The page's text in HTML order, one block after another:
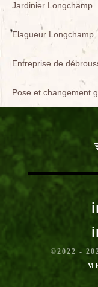
Jardinier Longchamp
Elagueur Longchamp
Entreprise de
Pose et changement
©2022 -